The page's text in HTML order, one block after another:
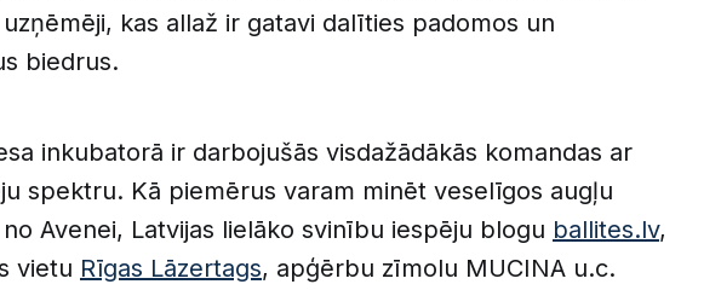
kas allaž ir gatavi dalīties padomos un
biedrus.
inkubatorā ir darbojušās visdažādākās komandas ar
spektru. Kā piemērus varam minēt veselīgos augļu
Avenei, Latvijas lielāko svinību iespēju blogu ballites.lv,
vietu Rīgas Lāzertags, apģērbu zīmolu MUCINA u.c.